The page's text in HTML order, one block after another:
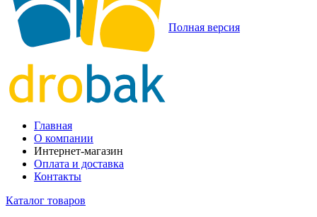
Полная версия
Главная
О компании
Интернет-магазин
Оплата и доставка
Контакты
Каталог товаров